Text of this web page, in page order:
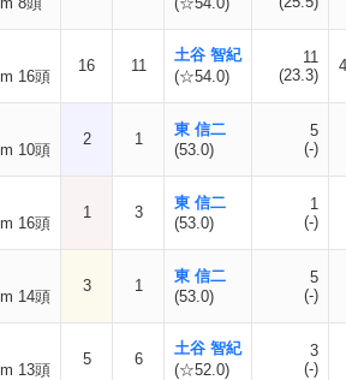
16頭
16 11
土谷 智紀
(☆54.0)
11
(23.3)
10頭
2 1
東 信二
(53.0)
5
(-)
16頭
1 3
東 信二
(53.0)
1
(-)
14頭
3 1
東 信二
(53.0)
5
(-)
13頭
5 6
土谷 智紀
(☆52.0)
3
(-)